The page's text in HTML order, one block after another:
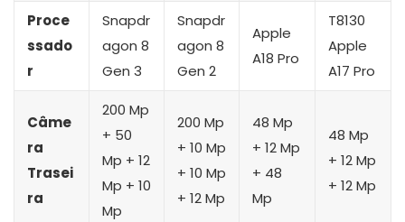
Proce
ssado
r
Snapdr
agon 8
Gen 3
Snapdr
agon 8
Gen 2
Apple
A18 Pro
T8130
Apple
A17 Pro
Câme
ra
Trasei
ra
200 Mp
+ 50
Mp + 12
Mp + 10
Mp
200 Mp
+ 10 Mp
+ 10 Mp
+ 12 Mp
48 Mp
+ 12 Mp
+ 48
Mp
48 Mp
+ 12 Mp
+ 12 Mp